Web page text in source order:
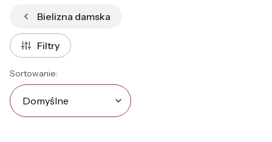
Bielizna damska
Filtry
Lista produktów
Sortowanie:
Domyślne